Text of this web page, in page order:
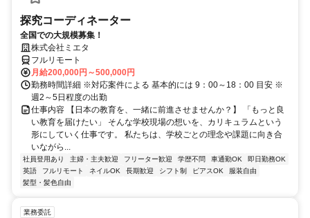
探究コーディネーター
全国での大規模募集！
株式会社ミエタ
フルリモート
月給200,000円～500,000円
勤務時間詳細 ※対応案件による 基本的には 9：00～18：00 目安 ※
週2～5日程度の出勤
仕事内容 【日本の教育を、一緒に前進させませんか？】 「もっと良
い教育を届けたい」 そんな学校現場の想いを、カリキュラムという
形にしていく仕事です。 私たちは、学校ごとの理念や課題に向き合
いながら...
社員登用あり 主婦・主夫歓迎 フリーター歓迎 学歴不問 車通勤OK
即日勤務OK
英語
フルリモート ネイルOK 長期歓迎 シフト制 ピアスOK
服装自由
髪型・髪色自由
業務委託